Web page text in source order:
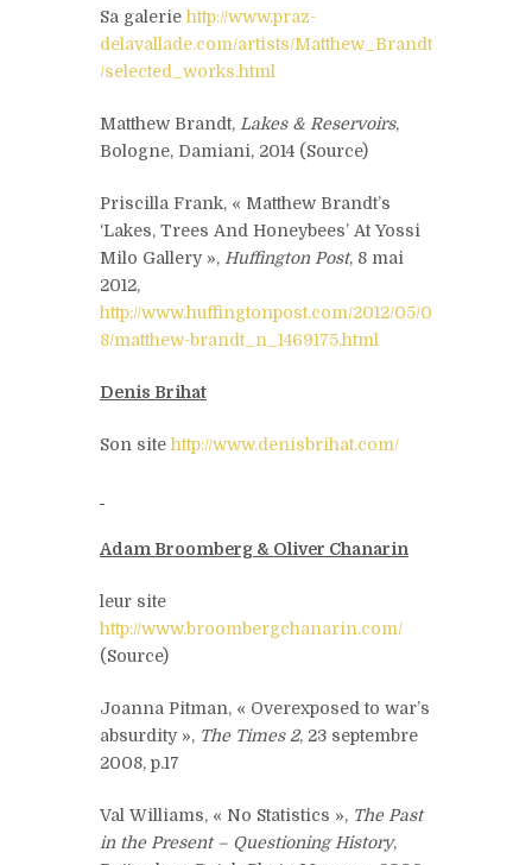
Sa galerie http://www.praz-
delavallade.com/artists/Matthew_Brandt
/selected_works.html
Matthew Brandt, Lakes & Reservoirs,
Bologne, Damiani, 2014 (Source)
Priscilla Frank, « Matthew Brandt’s
‘Lakes, Trees And Honeybees’ At Yossi
Milo Gallery », Huffington Post, 8 mai
2012,
http://www.huffingtonpost.com/2012/05/0
8/matthew-brandt_n_1469175.html
Denis Brihat
Son site http://www.denisbrihat.com/
Adam Broomberg & Oliver Chanarin
leur site
http://www.broombergchanarin.com/
(Source)
Joanna Pitman, « Overexposed to war’s
absurdity », The Times 2, 23 septembre
2008, p.17
Val Williams, « No Statistics », The Past
in the Present – Questioning History,